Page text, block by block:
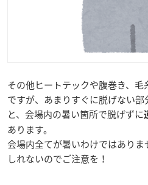
その他ヒートテックや腹巻き、
ですが、あまりすぐに脱げない
と、会場内の暑い箇所で脱げずに
あります。
会場内全てが暑いわけではあり
しれないのでご注意を！